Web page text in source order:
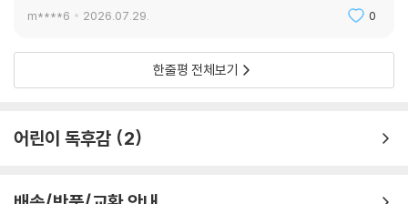
m****6 2026.07.29. 0
한줄평 전체보기
어린이 독후감 2